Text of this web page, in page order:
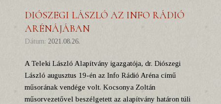
DIÓSZEGI LÁSZLÓ AZ INFO RÁDIÓ
ARÉNÁJÁBAN
Dátum: 2021.08.26.
A Teleki László Alapítvány igazgatója, dr. Diószegi
László augusztus 19-én az Info Rádió Aréna című
műsorának vendége volt. Kocsonya Zoltán
műsorvezetővel beszélgetett az alapítvány határon túli